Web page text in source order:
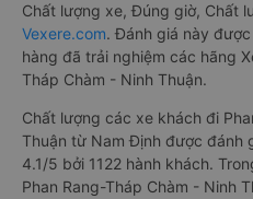
Chất lượng xe, Đúng giờ, Chất
Vexere.com. Đánh giá này
hàng đã trải nghiệm các hãng
Tháp Chàm - Ninh Thuận.
Chất lượng các xe khách đi
Thuận từ Nam Định được đánh
4.1/5 bởi 1122 hành khách.
Phan Rang-Tháp Chàm - Ninh